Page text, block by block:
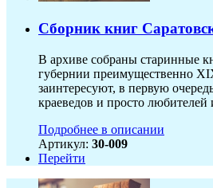
Сборник книг
В архиве собраны старинные
губернии преимущественно
заинтересуют, в первую
краеведов и просто любителей
Подробнее в описании
Артикул: 30-009
Перейти